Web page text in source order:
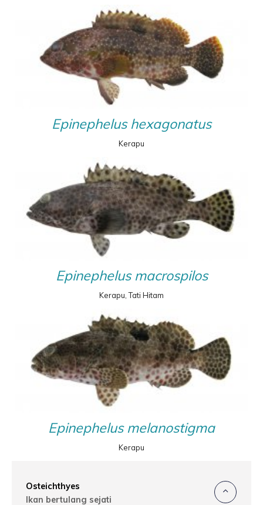
Epinephelus hexagonatus
Kerapu
Epinephelus macrospilos
Kerapu, Tati Hitam
Epinephelus melanostigma
Kerapu
Osteichthyes
Ikan bertulang sejati